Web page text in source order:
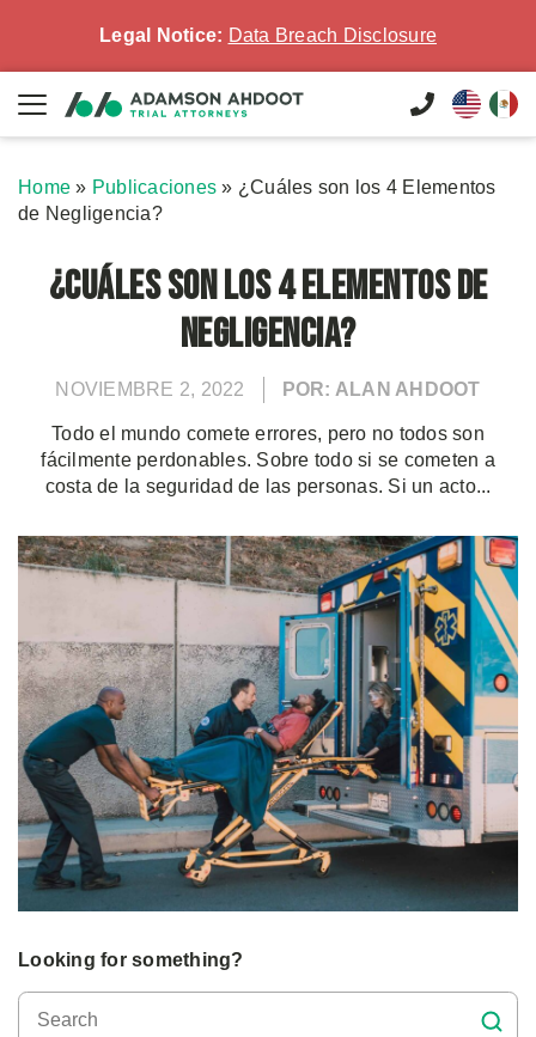
Legal Notice: Data Breach Disclosure
Home » Publicaciones » ¿Cuáles son los 4 Elementos
de Negligencia?
¿Cuáles son los 4 Elementos de
Negligencia?
NOVIEMBRE 2, 2022 POR: ALAN AHDOOT
Todo el mundo comete errores, pero no todos son
fácilmente perdonables. Sobre todo si se cometen a
costa de la seguridad de las personas. Si un acto...
Looking for something?